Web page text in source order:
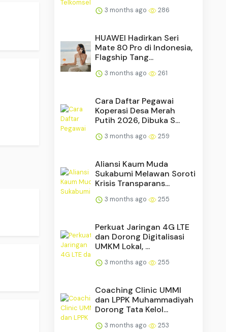
3 months ago 286
HUAWEI Hadirkan Seri
Mate 80 Pro di Indonesia,
Flagship Tang...
3 months ago 261
Cara Daftar Pegawai
Koperasi Desa Merah
Putih 2026, Dibuka S...
3 months ago 259
Aliansi Kaum Muda
Sukabumi Melawan Soroti
Krisis Transparans...
3 months ago 255
Perkuat Jaringan 4G LTE
dan Dorong Digitalisasi
UMKM Lokal, ...
3 months ago 255
Coaching Clinic UMMI
dan LPPK Muhammadiyah
Dorong Tata Kelol...
3 months ago 253